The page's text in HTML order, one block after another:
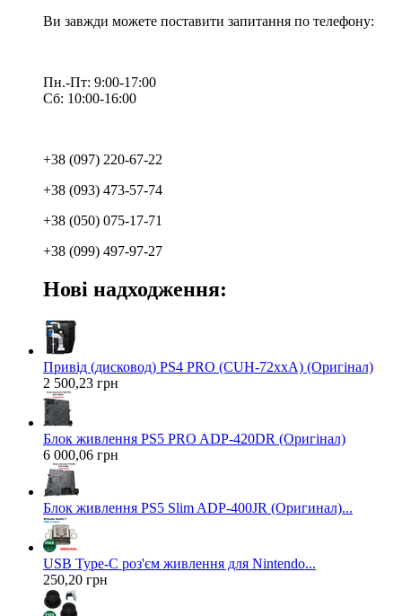
Ви завжди можете поставити запитання по телефону:
Пн.-Пт: 9:00-17:00
Сб: 10:00-16:00
+38 (097) 220-67-22
+38 (093) 473-57-74
+38 (050) 075-17-71
+38 (099) 497-97-27
Нові надходження:
Привід (дисковод) PS4 PRO (CUH-72xxA) (Оригінал)
2 500,23 грн
Блок живлення PS5 PRO ADP-420DR (Оригінал)
6 000,06 грн
Блок живлення PS5 Slim ADP-400JR (Оригинал)...
USB Type-C роз'єм живлення для Nintendo...
250,20 грн